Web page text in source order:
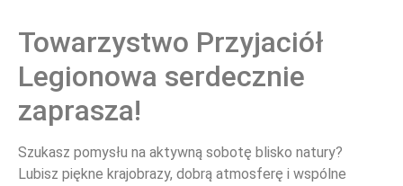
Towarzystwo Przyjaciół
Legionowa serdecznie
zaprasza!
Szukasz pomysłu na aktywną sobotę blisko natury?
Lubisz piękne krajobrazy, dobrą atmosferę i wspólne
WYDARZENIA